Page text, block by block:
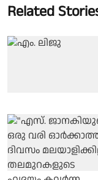
Related